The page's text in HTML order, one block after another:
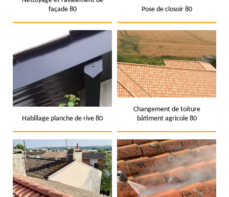
façade 80
Pose de closoir 80
Habillage planche de rive 80
Changement de toiture
bâtiment agricole 80